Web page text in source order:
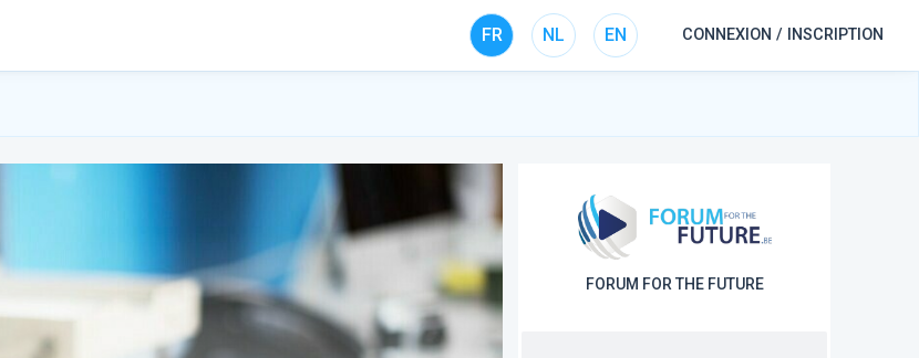
FR NL EN CONNEXION / INSCRIPTION
FORUM FOR THE FUTURE